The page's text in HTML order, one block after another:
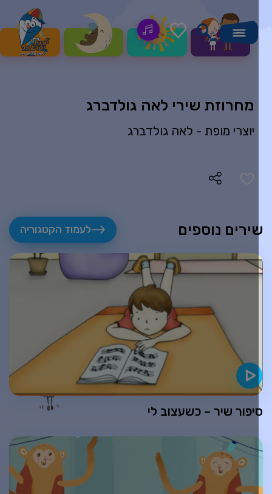
מחרוזת שירי לאה גולדברג
יוצרי מופת - לאה גולדברג
נוספים לעמוד הקטגוריה
שיר – כשעצוב לי